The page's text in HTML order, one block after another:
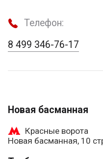
Телефон:
8 499 346-76-17
Новая басманная
Красные ворота
Новая басманная, 10